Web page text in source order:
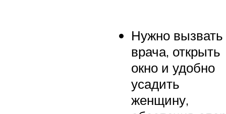
Нужно вызвать
врача, открыть
окно и удобно
усадить
женщину,